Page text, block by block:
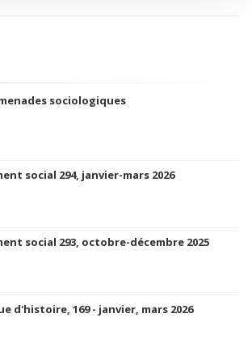
sociologiques
social 294, janvier-mars 2026
social 293, octobre-décembre 2025
d'histoire, 169 - janvier, mars 2026